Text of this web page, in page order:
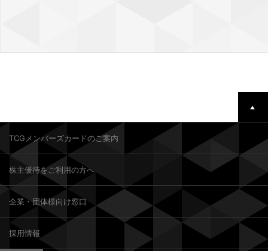
TCGメンバーズカードのご案内
株主優待をご利用の方へ
企業・団体様向け窓口
採用情報